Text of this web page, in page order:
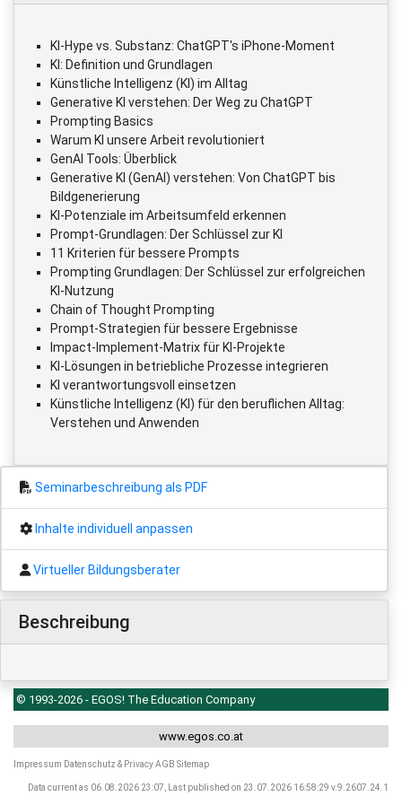
KI-Hype vs. Substanz: ChatGPT's iPhone-Moment
KI: Definition und Grundlagen
Künstliche Intelligenz (KI) im Alltag
Generative KI verstehen: Der Weg zu ChatGPT
Prompting Basics
Warum KI unsere Arbeit revolutioniert
GenAI Tools: Überblick
Generative KI (GenAI) verstehen: Von ChatGPT bis
Bildgenerierung
KI-Potenziale im Arbeitsumfeld erkennen
Prompt-Grundlagen: Der Schlüssel zur KI
11 Kriterien für bessere Prompts
Prompting Grundlagen: Der Schlüssel zur erfolgreichen
KI-Nutzung
Chain of Thought Prompting
Prompt-Strategien für bessere Ergebnisse
Impact-Implement-Matrix für KI-Projekte
KI-Lösungen in betriebliche Prozesse integrieren
KI verantwortungsvoll einsetzen
Künstliche Intelligenz (KI) für den beruflichen Alltag:
Verstehen und Anwenden
Seminarbeschreibung als PDF
Inhalte individuell anpassen
Virtueller Bildungsberater
Beschreibung
© 1993-2026 - EGOS! The Education Company
www.egos.co.at
Impressum Datenschutz & PrivacyAGB Sitemap
Data current as 06.08.2026 23:07, Last published on 23.07.2026 16:58:29 v.9.2607.24.1